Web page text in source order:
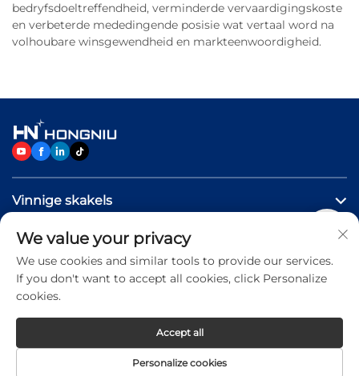
bedryfsdoeltreffendheid, verminderde vervaardigingskoste
en verbeterde mededingende posisie wat vertaal word na
volhoubare winsgewendheid en markteenwoordigheid.
Vinnige skakels
PRODUKTE
Neem Vrylik Kontak Met Ons Op
Copyright © 2026 Jinan Hongniu Machinery Equipment
We value your privacy
We use cookies and similar tools to provide our services.
If you don't want to accept all cookies, click Personalize
cookies.
Personalize cookies
Accept all